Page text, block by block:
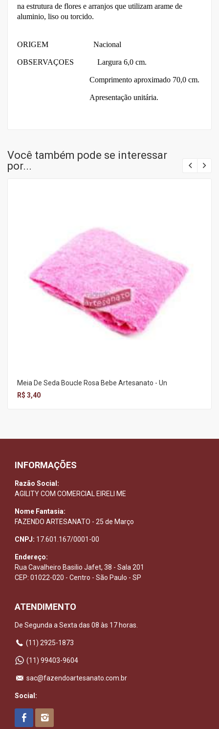
na estrutura de flores e arranjos que utilizam arame de
aluminio, liso ou torcido.
ORIGEM Nacional
OBSERVAÇOES Largura 6,0 cm.
Comprimento aproximado 70,0 cm.
Apresentação unitária.
Você também pode se interessar
por...
Meia De Seda Boucle Rosa Bebe Artesanato - Un
R$ 3,40
INFORMAÇÕES
Razão Social:
AGILITY COM COMERCIAL EIRELI ME
Nome Fantasia:
FAZENDO ARTESANATO - 25 de Março
CNPJ: 17.601.167/0001-00
Endereço:
Rua Cavalheiro Basilio Jafet, 38 - Sala 201
CEP: 01022-020 - Centro - São Paulo - SP
ATENDIMENTO
De Segunda a Sexta das 08 às 17 horas.
(11) 2925-1873
(11) 99403-9604
sac@fazendoartesanato.com.br
Social: